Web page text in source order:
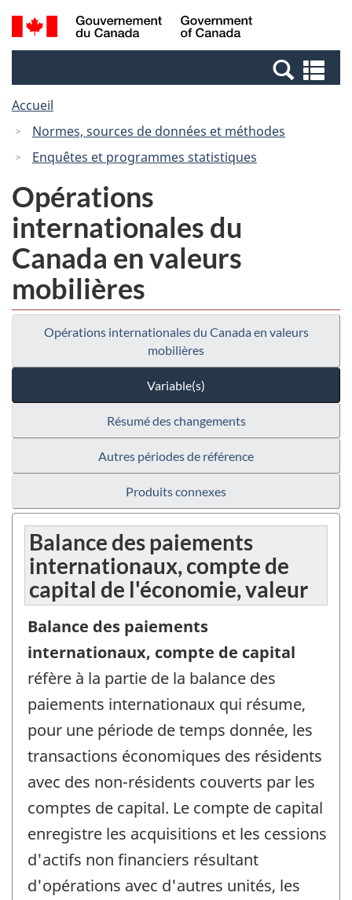
Passer
au
Passer
à
Canada
Recherche
et
et
Accueil
Normes, sources de données et méthodes
Enquêtes et programmes statistiques
Opérations
internationales du
Canada en valeurs
mobilières
Opérations internationales du Canada en valeurs
mobilières
Variable(s)
Résumé des changements
Autres périodes de référence
Produits connexes
Balance des paiements
internationaux, compte de
capital de l'économie, valeur
Balance des paiements
internationaux, compte de capital
réfère à la partie de la balance des
paiements internationaux qui résume,
pour une période de temps donnée, les
transactions économiques des résidents
avec des non-résidents couverts par les
comptes de capital. Le compte de capital
enregistre les acquisitions et les cessions
d'actifs non financiers résultant
d'opérations avec d'autres unités, les